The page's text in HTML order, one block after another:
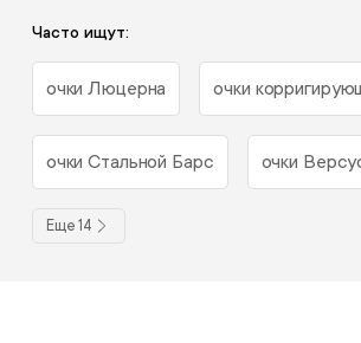
Часто ищут:
очки Люцерна очки
очки Стальной Барс очки
Еще 14